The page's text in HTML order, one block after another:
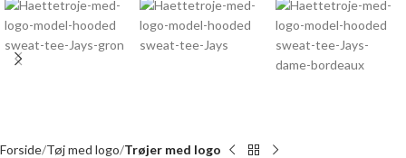
Forside Tøj med logo Trøjer med logo